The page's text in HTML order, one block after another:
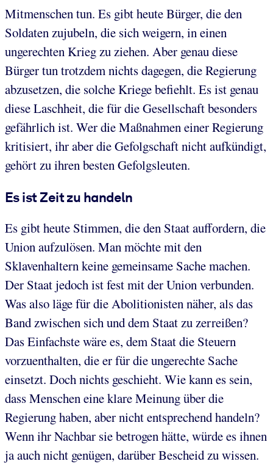
Mitmenschen tun. Es gibt heute Bürger, die den
Soldaten zujubeln, die sich weigern, in einen
ungerechten Krieg zu ziehen. Aber genau diese
Bürger tun trotzdem nichts dagegen, die Regierung
abzusetzen, die solche Kriege befiehlt. Es ist genau
diese Laschheit, die für die Gesellschaft besonders
gefährlich ist. Wer die Maßnahmen einer Regierung
kritisiert, ihr aber die Gefolgschaft nicht aufkündigt,
gehört zu ihren besten Gefolgsleuten.
Es ist Zeit zu handeln
Es gibt heute Stimmen, die den Staat auffordern, die
Union aufzulösen. Man möchte mit den
Sklavenhaltern keine gemeinsame Sache machen.
Der Staat jedoch ist fest mit der Union verbunden.
Was also läge für die Abolitionisten näher, als das
Band zwischen sich und dem Staat zu zerreißen?
Das Einfachste wäre es, dem Staat die Steuern
vorzuenthalten, die er für die ungerechte Sache
einsetzt. Doch nichts geschieht. Wie kann es sein,
dass Menschen eine klare Meinung über die
Regierung haben, aber nicht entsprechend handeln?
Wenn ihr Nachbar sie betrogen hätte, würde es ihnen
ja auch nicht genügen, darüber Bescheid zu wissen.